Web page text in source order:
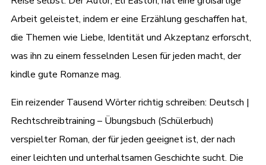
Arbeit geleistet, indem er eine Erzählung geschaffen hat,
die Themen wie Liebe, Identität und Akzeptanz erforscht,
was ihn zu einem fesselnden Lesen für jeden macht, der
kindle gute Romanze mag.
Ein reizender Tausend Wörter richtig schreiben: Deutsch |
Rechtschreibtraining – Übungsbuch (Schülerbuch)
verspielter Roman, der für jeden geeignet ist, der nach
einer leichten und unterhaltsamen Geschichte sucht. Die